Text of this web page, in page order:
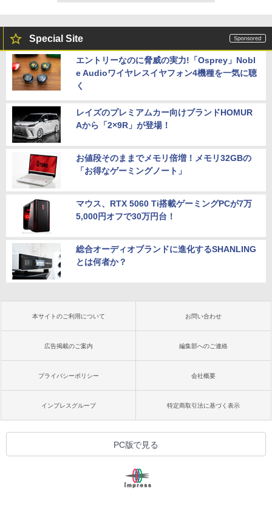
Special Site
エントリーなのに脅威の実力!「Osprey」Nobl
e Audioワイヤレスイヤフォン4機種を一気に聴
く
レイズのプレミアムカー向けブランドHOMUR
Aから「2×9R」が登場！
お値段そのままでメモリ倍増！メモリ32GBの
「お得なゲーミングノート」
マウス、RTX 5060 Ti搭載ゲーミングPCが7万
5,000円オフで30万円台！
総合オーディオブランドに進化するSHANLING
とは何者か？
本サイトのご利用について お問い合わせ
広告掲載のご案内 編集部へのご連絡
プライバシーポリシー 会社概要
インプレスグループ 特定商取引法に基づく表示
PC版で見る